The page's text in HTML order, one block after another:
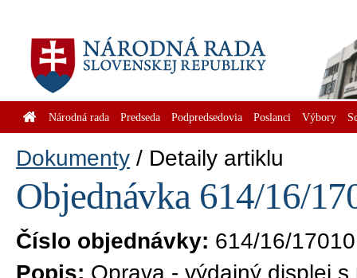
Národná rada Predseda Podpredsedovia Poslanci Výbory
Dokumenty Detaily artiklu
Objednávka 614/16/
Číslo objednávky: 614/16/17010
Popis: Oprava - výdajný displej